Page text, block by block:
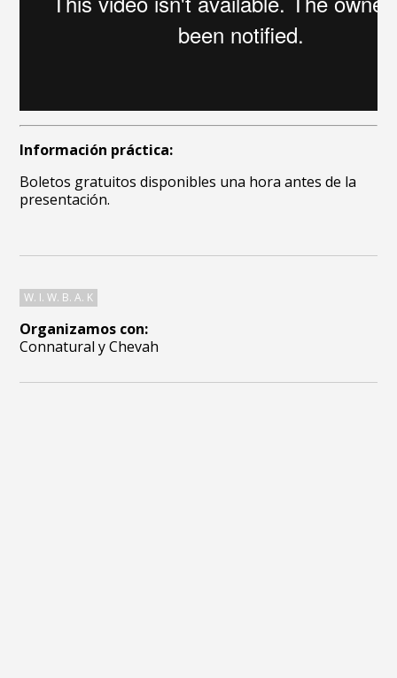
Organizamos con:
Connatural y Chevah
Información práctica:
Boletos gratuitos disponibles una hora antes de la
presentación.
W. I. W. B. A. K